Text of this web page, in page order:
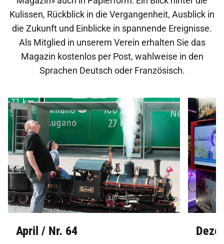
Kulissen, Rückblick in die Vergangenheit, Ausblick in
die Zukunft und Einblicke in spannende Ereignisse.
Als Mitglied in unserem Verein erhalten Sie das
Magazin kostenlos per Post, wahlweise in den
Sprachen Deutsch oder Französisch.
April / Nr. 64